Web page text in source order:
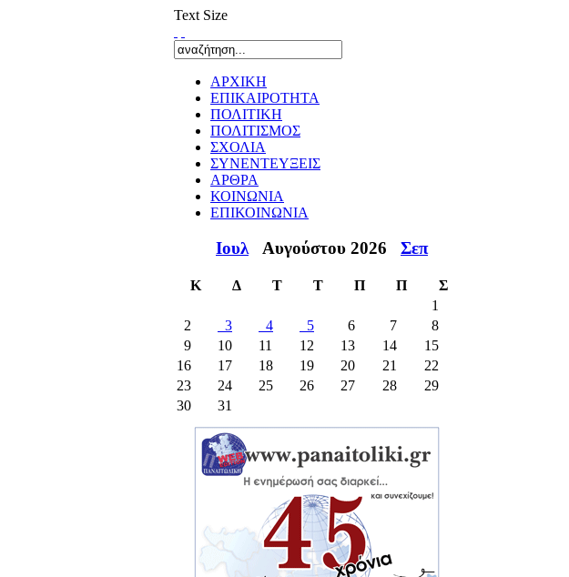
Text Size
ΑΡΧΙΚΗ
ΕΠΙΚΑΙΡΟΤΗΤΑ
ΠΟΛΙΤΙΚΗ
ΠΟΛΙΤΙΣΜΟΣ
ΣΧΟΛΙΑ
ΣΥΝΕΝΤΕΥΞΕΙΣ
ΑΡΘΡΑ
ΚΟΙΝΩΝΙΑ
ΕΠΙΚΟΙΝΩΝΙΑ
Ιουλ Αυγούστου 2026 Σεπ
Κ Δ Τ Τ Π Π
Σ
1
2
3 4 5 6 7
8
9
10 11 12 13 14
15
16
17 18 19 20 21
22
23
24 25 26 27 28
29
30
31